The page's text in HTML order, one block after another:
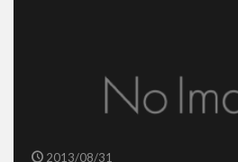
2013/08/31